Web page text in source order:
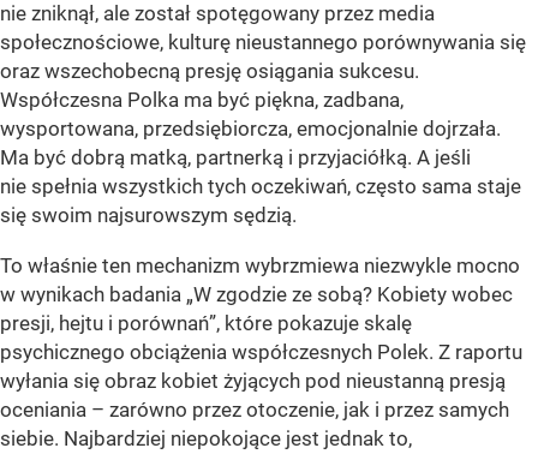
nie zniknął, ale został spotęgowany przez media
społecznościowe, kulturę nieustannego porównywania się
oraz wszechobecną presję osiągania sukcesu.
Współczesna Polka ma być piękna, zadbana,
wysportowana, przedsiębiorcza, emocjonalnie dojrzała.
Ma być dobrą matką, partnerką i przyjaciółką. A jeśli
nie spełnia wszystkich tych oczekiwań, często sama staje
się swoim najsurowszym sędzią.
To właśnie ten mechanizm wybrzmiewa niezwykle mocno
w wynikach badania „W zgodzie ze sobą? Kobiety wobec
presji, hejtu i porównań”, które pokazuje skalę
psychicznego obciążenia współczesnych Polek. Z raportu
wyłania się obraz kobiet żyjących pod nieustanną presją
oceniania – zarówno przez otoczenie, jak i przez samych
siebie. Najbardziej niepokojące jest jednak to,